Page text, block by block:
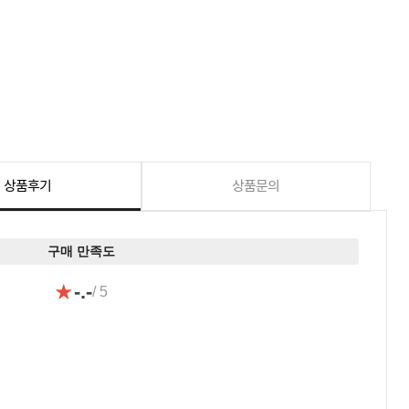
상품후기 상품문의
구매 만족도
★-.-/ 5